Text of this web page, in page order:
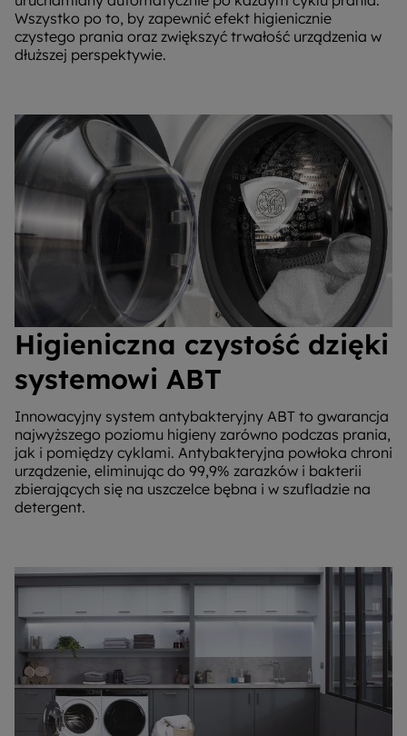
Wszystko po to, by zapewnić efekt higienicznie
czystego prania oraz zwiększyć trwałość urządzenia w
dłuższej perspektywie.
Higieniczna czystość dzięki
systemowi ABT
Innowacyjny system antybakteryjny ABT to gwarancja
najwyższego poziomu higieny zarówno podczas prania,
jak i pomiędzy cyklami. Antybakteryjna powłoka chroni
urządzenie, eliminując do 99,9% zarazków i bakterii
zbierających się na uszczelce bębna i w szufladzie na
detergent.